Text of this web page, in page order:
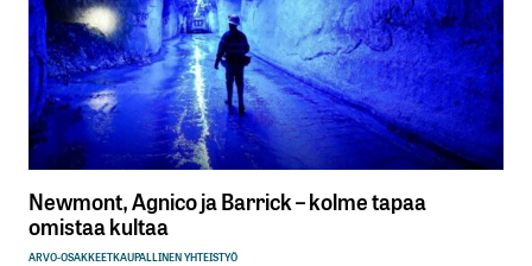
Newmont, Agnico ja Barrick – kolme tapaa
omistaa kultaa
ARVO-OSAKKEETKAUPALLINEN YHTEISTYÖ